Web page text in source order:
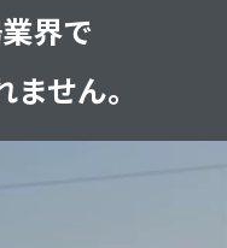
界で
せん。